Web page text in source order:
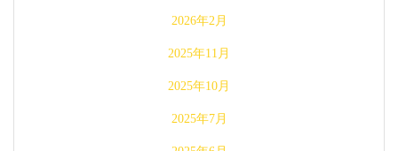
2026年2月
2025年11月
2025年10月
2025年7月